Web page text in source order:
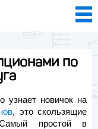
по
узнает новичок на
, это скользящие
простой в